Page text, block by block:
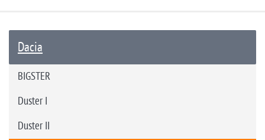
Dacia
BIGSTER
Duster I
Duster II